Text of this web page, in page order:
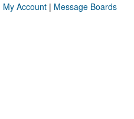
My Account| Message Boards